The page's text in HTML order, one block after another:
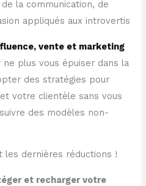
la communication, de
appliqués aux introvertis
vente et marketing
ne plus vous épuiser dans la
des stratégies pour
votre clientèle sans vous
des modèles non-
les dernières réductions !
et recharger votre